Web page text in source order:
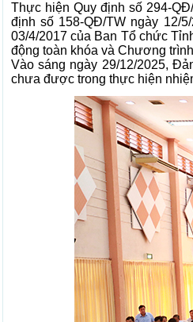
Thực hiện Quy định số 294-
định số 158-QĐ/TW ngày 12/
03/4/2017 của Ban Tổ chức
động toàn khóa và Chương
Vào sáng ngày 29/12/2025,
chưa được trong thực hiện